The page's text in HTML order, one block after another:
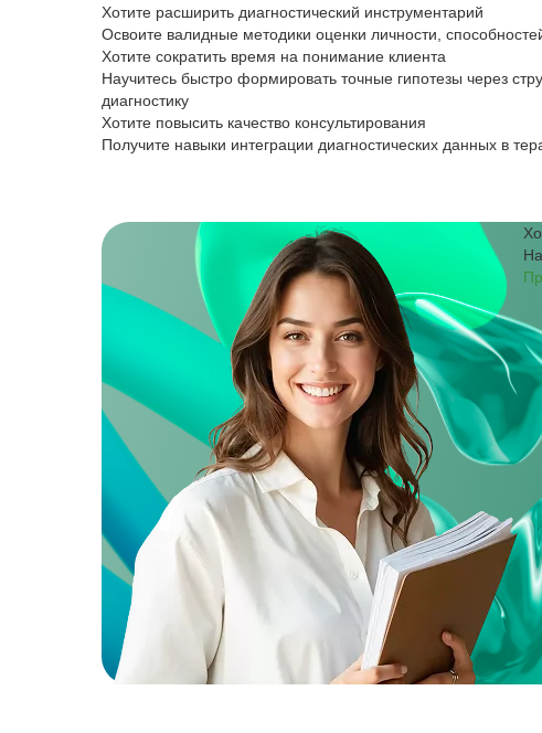
Хотите расширить диагностический инструментарий
Освоите валидные методики оценки личности,
Хотите сократить время на понимание клиента
Научитесь быстро формировать точные гипотезы через
диагностику
Хотите повысить качество консультирования
Получите навыки интеграции диагностических данных в